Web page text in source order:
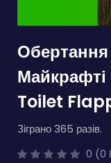
Обертання
Toilet
Зіграно 365 разів.
0 (0